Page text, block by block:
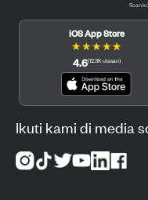
Scan
iOS App Store
★★★★★
4.6(12.3Kulasan)
Ikuti kami di media